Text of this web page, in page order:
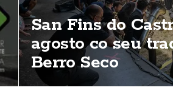
San Fins do
agosto co seu
Berro Seco